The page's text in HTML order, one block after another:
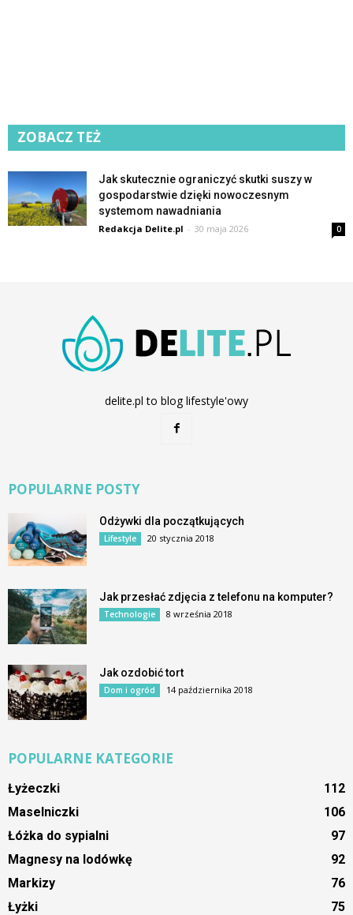
ZOBACZ TEŻ
Jak skutecznie ograniczyć skutki suszy w
gospodarstwie dzięki nowoczesnym
systemom nawadniania
Redakcja Delite.pl - 30 maja 2026 0
delite.pl to blog lifestyle'owy
POPULARNE POSTY
Odżywki dla początkujących
Lifestyle 20 stycznia 2018
Jak przesłać zdjęcia z telefonu na komputer?
Technologie 8 września 2018
Jak ozdobić tort
Dom i ogród 14 października 2018
POPULARNE KATEGORIE
Łyżeczki
112
Maselniczki
106
Łóżka do sypialni
97
Magnesy na lodówkę
92
Markizy
76
Łyżki
75